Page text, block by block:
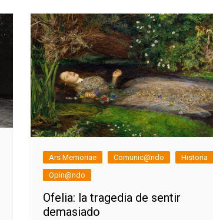
Ars Memoriae Comunic@ndo
Historia
Opin@ndo
Ofelia: la tragedia de sentir
demasiado